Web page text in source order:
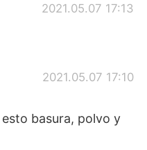
2021.05.07 17:13
2021.05.07 17:10
basura, polvo y